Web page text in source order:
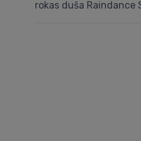
rokas duša Raindance